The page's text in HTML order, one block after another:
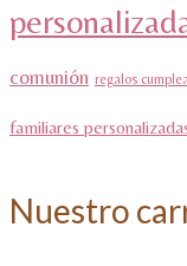
comunión regalos
familiares
Nuestro